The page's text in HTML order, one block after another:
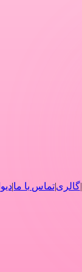
|گالری|تماس با ما|